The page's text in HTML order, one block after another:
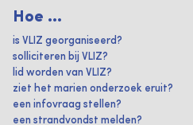
Hoe ...
is VLIZ georganiseerd?
solliciteren bij VLIZ?
lid worden van VLIZ?
ziet het marien onderzoek eruit?
een infovraag stellen?
een strandvondst melden?